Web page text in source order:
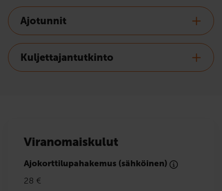
Ajotunnit
Kuljettajantutkinto
Viranomaiskulut
Ajokorttilupahakemus (sähköinen)
28 €